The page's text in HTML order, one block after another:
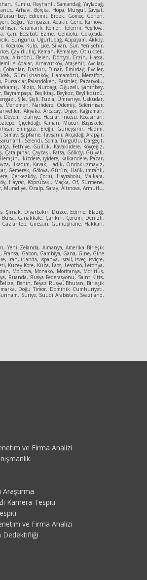
Kumlu, Reyhanlı, Samandağ, Yayladağ,
Arhavi, Borçka, Hopa, Murgul, Şavşat,
Edremit, Erdek, Gömeç, Gönen,
Söğüt, Yenipazar, Adaklı, Genç, Karlıova,
Karamanlı, Kemer, Tefenni, Yeşilova,
Çan, Eceabat, Ezine, Gelibolu, Gökçeada,
Sungurlu, Uğurludağ, Acıpayam, Akköy,
Kocaköy, Kulp, Lice, Silvan, Sur, Yenişehir,
Çayırlı, İliç, Kemah, Kemaliye, Otlukbeli,
Altınözü, Belen, Dörtyol, Erzin, Hassa,
* Adalar, Arnavutköy, Ataşehir, Avcılar,
Çobanlar, Dazkırı, Dinar, Emirdağ, Evciler,
Gümüşhacıköy, Hamamözü, Merzifon,
Pursaklar,Palandöken, Pasinler, Pazaryolu,
Nizip, Nurdağı, Oğuzeli, Şahinbey,
Bayrampaşa, Beşiktaş, Beykoz, Beylikdüzü,
Şile, Şişli, Tuzla, Ümraniye, Üsküdar,
Menemen, Narlıdere, Ödemiş, Seferihisar,
Akyaka, Arpaçay, Digor, Kağızman,
Felahiye, Hacılar, İncesu, Kocasinan,
Çiçekdağı, Kaman, Mucur, Başiskele,
Emirgazi, Ereğli, Güneysınır, Hadim,
Şaphane, Tavşanlı, Akçadağ, Arapgir,
Selendi, Soma, Turgutlu, Dargeçit,
Fethiye, Güllük, Kavaklıdere, Köyçeğiz,
Çaybaşı, Fatsa, Gölköy, Gülyalı,
İkizdere, İyidere, Kalkandere, Pazar,
İlkadım, Kavak, Ladik, Ondokuzmayız,
Gemerek, Gölova, Gürün, Hafik, İmranlı,
Çerkezköy, Çorlu, Hayrabolu, Malkara,
Hayrat, Köprübaşı, Maçka, Of, Sürmene,
Muradiye, Özalp, Saray, Altınova, Armutlu,
Diyarbakır, Düzce, Edirne, Elazığ,
Çanakkale, Çankırı, Çorum, Denizli,
Gaziantep, Giresun, Gümüşhane, Hakkari,
Yeni Zelanda, Almanya, Amerika Birleşik
Gabon, Gambiya, Gana, Gine, Gine
İran, İrlanda, İspanya, İsrail, İsveç, İsviçre,
Kuzey Kore, Küba, Laos, Lesotho, Letonya,
Moldova, Monako, Moritanya, Moritius,
Ruanda, Rusya Federasyonu, Saint Kitts,
Benin, Beyaz Rusya, Bhutan, Birleşik
Doğu Timor, Dominik Cumhuriyeti,
Suriye, Suudi Arabistan, Svaziland,
ve Firma Analizi
Araştırma
Kamera Tespiti
ve Firma Analizi
Dedektifliği